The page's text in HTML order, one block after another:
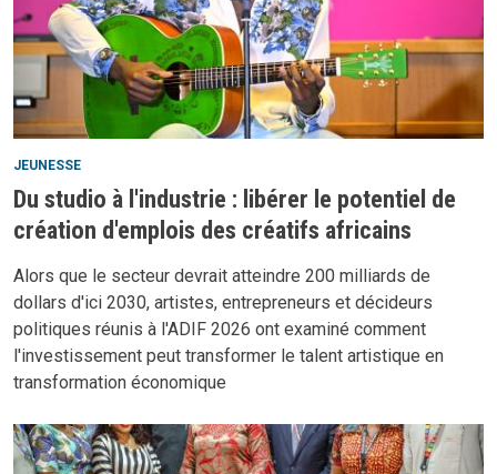
JEUNESSE
Du studio à l'industrie : libérer le potentiel de
création d'emplois des créatifs africains
Alors que le secteur devrait atteindre 200 milliards de
dollars d'ici 2030, artistes, entrepreneurs et décideurs
politiques réunis à l'ADIF 2026 ont examiné comment
l'investissement peut transformer le talent artistique en
transformation économique